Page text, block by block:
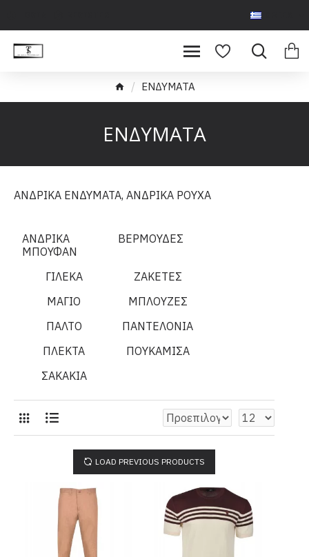
ΕΝΔΥΜΑΤΑ
ΕΝΔΥΜΑΤΑ
ΑΝΔΡΙΚΑ ΕΝΔΥΜΑΤΑ, ΑΝΔΡΙΚΑ ΡΟΥΧΑ
ΑΝΔΡΙΚΑ
ΜΠΟΥΦΑΝ
ΒΕΡΜΟΥΔΕΣ
ΓΙΛΕΚΑ
ΖΑΚΕΤΕΣ
ΜΑΓΙΟ
ΜΠΛΟΥΖΕΣ
ΠΑΛΤΟ
ΠΑΝΤΕΛΟΝΙΑ
ΠΛΕΚΤΑ
ΠΟΥΚΑΜΙΣΑ
ΣΑΚΑΚΙΑ
LOAD PREVIOUS PRODUCTS